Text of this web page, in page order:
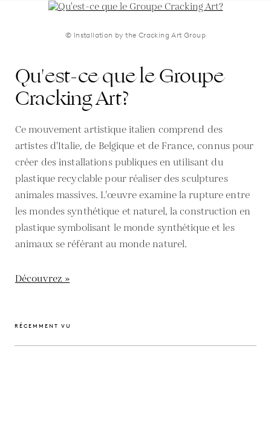
© Installation by the Cracking Art Group
Qu'est-ce que le Groupe
Cracking Art?
Ce mouvement artistique italien comprend des
artistes d'Italie, de Belgique et de France, connus pour
créer des installations publiques en utilisant du
plastique recyclable pour réaliser des sculptures
animales massives. L'œuvre examine la rupture entre
les mondes synthétique et naturel, la construction en
plastique symbolisant le monde synthétique et les
animaux se référant au monde naturel.
Découvrez »
RÉCEMMENT VU